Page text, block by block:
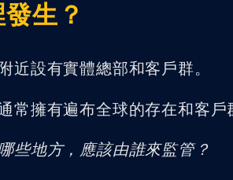
生？
近設有實體總部和客戶群。
常擁有遍布全球的存在和客戶
些地方，應該由誰來監管？